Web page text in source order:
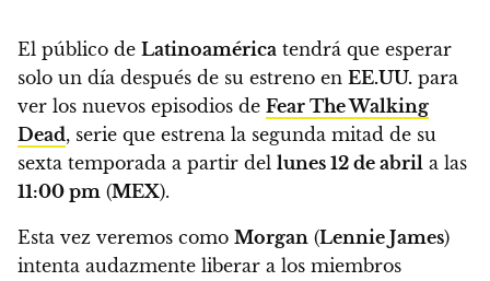
El público de Latinoamérica tendrá que esperar
solo un día después de su estreno en EE.UU. para
ver los nuevos episodios de Fear The Walking
Dead, serie que estrena la segunda mitad de su
sexta temporada a partir del lunes 12 de abril a las
11:00 pm (MEX).
Esta vez veremos como Morgan (Lennie James)
intenta audazmente liberar a los miembros